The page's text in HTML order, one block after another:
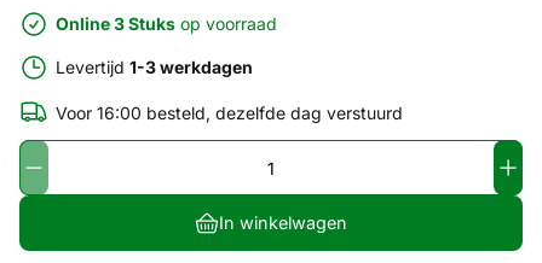
Online 3 Stuks op voorraad
Levertijd 1-3 werkdagen
Voor 16:00 besteld, dezelfde dag verstuurd
In winkelwagen